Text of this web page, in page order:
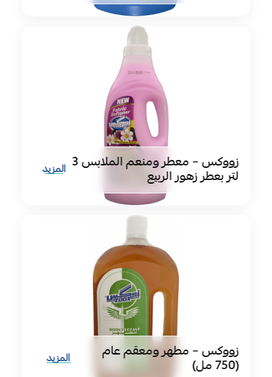
زووكس – معطر ومنعم الملابس 3
لتر بعطر زهور الربيع المزيد
زووكس – مطهر ومعقم عام
(750 مل) المزيد